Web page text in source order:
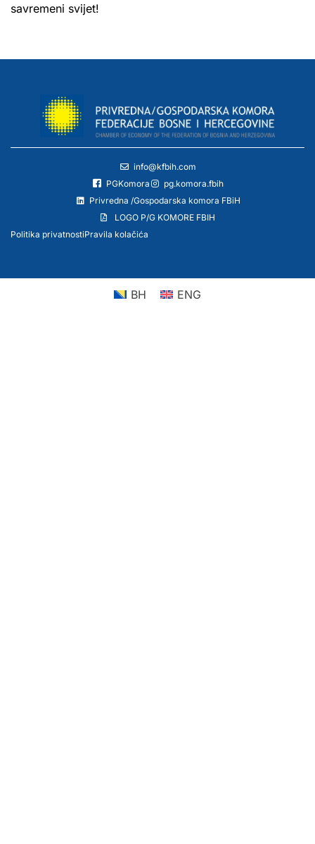
savremeni svijet!
info@kfbih.com
PGKomora
pg.komora.fbih
Privredna /Gospodarska komora FBiH
LOGO P/G KOMORE FBIH
Politika privatnostiPravila kolačića
BH ENG